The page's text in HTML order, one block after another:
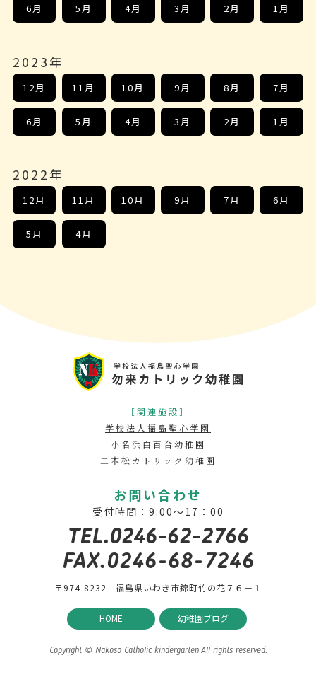
6月 5月 4月 3月 2月 1月
2023年
12月 11月 10月 9月 8月 7月
6月 5月 4月 3月 2月 1月
2022年
12月 11月 10月 9月 7月 6月
5月 4月
［関連施設］
学校法人福島聖心学園
小名浜白百合幼稚園
二本松カトリック幼稚園
お問い合わせ
受付時間：9:00～17：00
TEL.0246-62-2766
FAX.0246-68-7246
〒974-8232 福島県いわき市錦町竹の花７６－１
HOME 幼稚園ブログ
Copyright © Nakoso Catholic kindergarten All rights reserved.